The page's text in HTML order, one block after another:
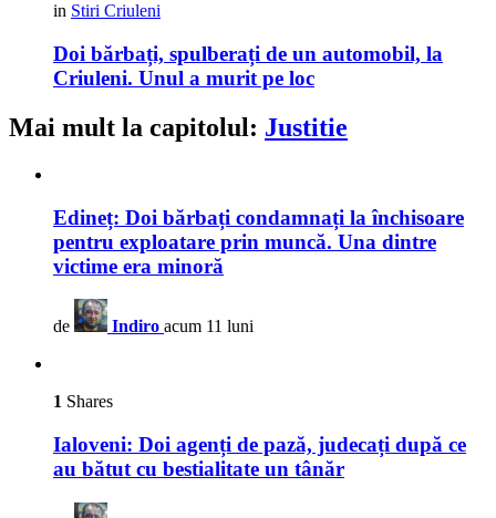
in Stiri Criuleni
Doi bărbați, spulberați de un automobil, la
Criuleni. Unul a murit pe loc
Mai mult la capitolul: Justitie
Edineț: Doi bărbați condamnați la închisoare
pentru exploatare prin muncă. Una dintre
victime era minoră
de Indiro acum 11 luni
1 Shares
Ialoveni: Doi agenți de pază, judecați după ce
au bătut cu bestialitate un tânăr